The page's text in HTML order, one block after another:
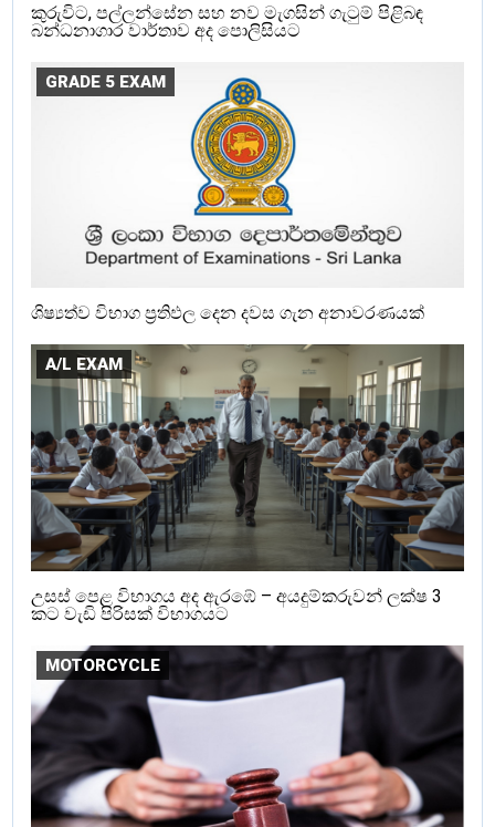
කුරුවිට, පල්ලන්සේන සහ නව මැගසින් ගැටුම් පිළිබඳ
බන්ධනාගාර වාර්තාව අද පොලිසියට
GRADE 5 EXAM
ශිෂ්‍යත්ව විභාග ප්‍රතිඵල දෙන දවස ගැන අනාවරණයක්
A/L EXAM
උසස් පෙළ විභාගය අද ඇරඹේ – අයදුම්කරුවන් ලක්ෂ 3
කට වැඩි පිරිසක් විභාගයට
MOTORCYCLE